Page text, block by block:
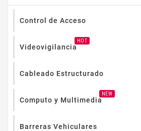
Control de Acceso
Videovigilancia
HOT
Cableado Estructurado
Computo y Multimedia
NEW
Barreras Vehiculares